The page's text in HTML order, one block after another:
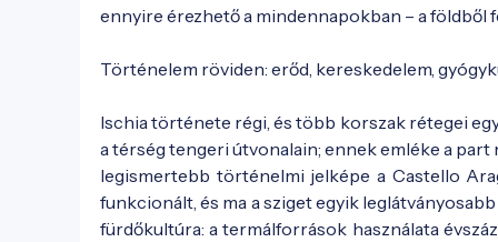
ennyire érezhető a mindennapokban – a földből
Történelem röviden: erőd, kereskedelem,
Ischia története régi, és több korszak rétegei
a térség tengeri útvonalain; ennek emléke a
legismertebb történelmi jelképe a Castello
funkcionált, és ma a sziget egyik
fürdőkultúra: a termálforrások használata